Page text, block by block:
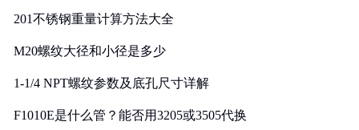
201不锈钢重量计算方法大全
M20螺纹大径和小径是多少
1-1/4 NPT螺纹参数及底孔尺寸详解
F1010E是什么管？能否用3205或3505代换